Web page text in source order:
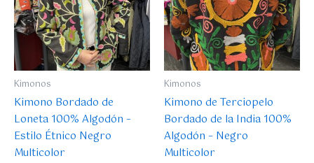
Kimonos
Kimono Bordado de
Loneta 100% Algodón –
Estilo Étnico Negro
Multicolor
Kimonos
Kimono de Terciopelo
Bordado de la India 100%
Algodón – Negro
Multicolor